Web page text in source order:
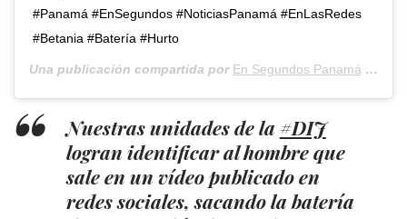
#Panamá #EnSegundos #NoticiasPanamá #EnLasRedes
#Betania #Batería #Hurto
Una publicación compartida por En Segundos Panamá
Nuestras unidades de la #DIJ
logran identificar al hombre que
sale en un vídeo publicado en
redes sociales, sacando la batería